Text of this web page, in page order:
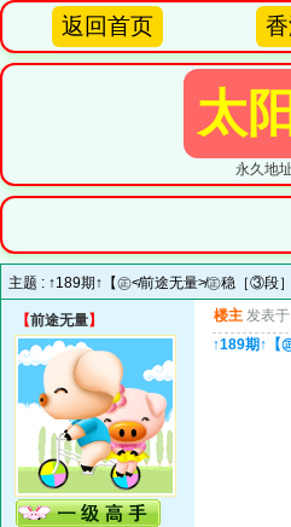
返回首页
太
永久地
主题 : ↑189期↑【㊣≮前途无量≯㊣稳［
【前途无量】 楼主 发表
↑189期↑